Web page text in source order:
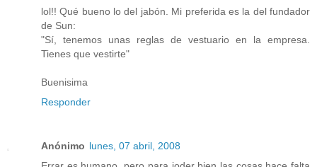
lol!! Qué bueno lo del jabón. Mi preferida es la del fundador
de Sun:
"Sí, tenemos unas reglas de vestuario en la empresa.
Tienes que vestirte"
Buenisima
Responder
Anónimo lunes, 07 abril, 2008